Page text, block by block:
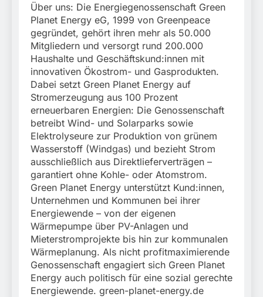
Über uns: Die Energiegenossenschaft Green
Planet Energy eG, 1999 von Greenpeace
gegründet, gehört ihren mehr als 50.000
Mitgliedern und versorgt rund 200.000
Haushalte und Geschäftskund:innen mit
innovativen Ökostrom- und Gasprodukten.
Dabei setzt Green Planet Energy auf
Stromerzeugung aus 100 Prozent
erneuerbaren Energien: Die Genossenschaft
betreibt Wind- und Solarparks sowie
Elektrolyseure zur Produktion von grünem
Wasserstoff (Windgas) und bezieht Strom
ausschließlich aus Direktlieferverträgen –
garantiert ohne Kohle- oder Atomstrom.
Green Planet Energy unterstützt Kund:innen,
Unternehmen und Kommunen bei ihrer
Energiewende – von der eigenen
Wärmepumpe über PV-Anlagen und
Mieterstromprojekte bis hin zur kommunalen
Wärmeplanung. Als nicht profitmaximierende
Genossenschaft engagiert sich Green Planet
Energy auch politisch für eine sozial gerechte
Energiewende. green-planet-energy.de